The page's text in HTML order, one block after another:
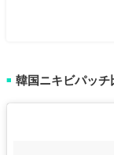
■ 韓国ニキビパッ